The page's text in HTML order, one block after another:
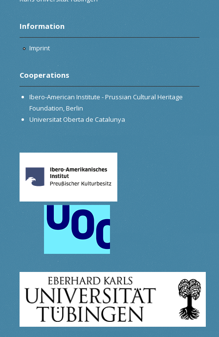
Information
Imprint
Cooperations
Ibero-American Institute - Prussian Cultural Heritage
Foundation, Berlin
Universitat Oberta de Catalunya